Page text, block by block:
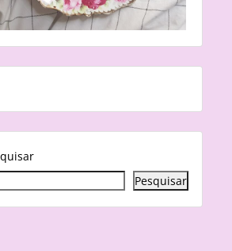
Pesquisar